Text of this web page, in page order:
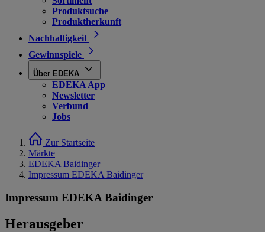
Produktsuche
Produktherkunft
Nachhaltigkeit
Gewinnspiele
Über EDEKA
EDEKA App
Newsletter
Verbund
Jobs
Zur Startseite
Märkte
EDEKA Baidinger
Impressum EDEKA Baidinger
Impressum EDEKA Baidinger
Herausgeber